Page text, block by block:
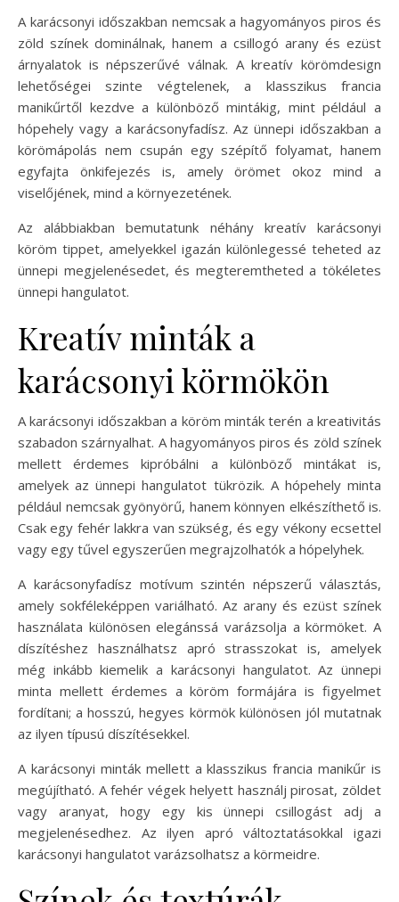
A karácsonyi időszakban nemcsak a hagyományos piros és
zöld színek dominálnak, hanem a csillogó arany és ezüst
árnyalatok is népszerűvé válnak. A kreatív körömdesign
lehetőségei szinte végtelenek, a klasszikus francia
manikűrtől kezdve a különböző mintákig, mint például a
hópehely vagy a karácsonyfadísz. Az ünnepi időszakban a
körömápolás nem csupán egy szépítő folyamat, hanem
egyfajta önkifejezés is, amely örömet okoz mind a
viselőjének, mind a környezetének.
Az alábbiakban bemutatunk néhány kreatív karácsonyi
köröm tippet, amelyekkel igazán különlegessé teheted az
ünnepi megjelenésedet, és megteremtheted a tökéletes
ünnepi hangulatot.
Kreatív minták a
karácsonyi körmökön
A karácsonyi időszakban a köröm minták terén a kreativitás
szabadon szárnyalhat. A hagyományos piros és zöld színek
mellett érdemes kipróbálni a különböző mintákat is,
amelyek az ünnepi hangulatot tükrözik. A hópehely minta
például nemcsak gyönyörű, hanem könnyen elkészíthető is.
Csak egy fehér lakkra van szükség, és egy vékony ecsettel
vagy egy tűvel egyszerűen megrajzolhatók a hópelyhek.
A karácsonyfadísz motívum szintén népszerű választás,
amely sokféleképpen variálható. Az arany és ezüst színek
használata különösen elegánssá varázsolja a körmöket. A
díszítéshez használhatsz apró strasszokat is, amelyek
még inkább kiemelik a karácsonyi hangulatot. Az ünnepi
minta mellett érdemes a köröm formájára is figyelmet
fordítani; a hosszú, hegyes körmök különösen jól mutatnak
az ilyen típusú díszítésekkel.
A karácsonyi minták mellett a klasszikus francia manikűr is
megújítható. A fehér végek helyett használj pirosat, zöldet
vagy aranyat, hogy egy kis ünnepi csillogást adj a
megjelenésedhez. Az ilyen apró változtatásokkal igazi
karácsonyi hangulatot varázsolhatsz a körmeidre.